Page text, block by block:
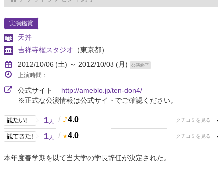
実演鑑賞
天丼
吉祥寺櫂スタジオ （東京都）
2012/10/06 (土) ～ 2012/10/08 (月)
公演終了
上演時間：
公式サイト： http://ameblo.jp/ten-don4/
※正式な公演情報は公式サイトでご確認ください。
1人 / 4.0
1人 / 4.0
本年度春学期を以て当大学の学長辞任が決定された。